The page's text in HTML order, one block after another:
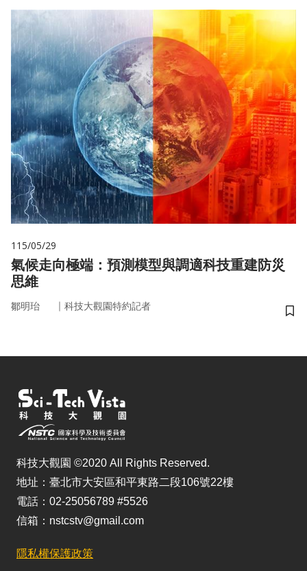
115/05/29
氣候走向極端：預測模型與調適科技重建防災
思維
鄒明珆 ｜ 科技大觀園特約記者
儲
科技大觀園 ©2020 All Rights Reserved.
地址：臺北市大安區和平東路二段106號22樓
電話：02-25056789 #5526
信箱：nstcstv@gmail.com
隱私權保護政策